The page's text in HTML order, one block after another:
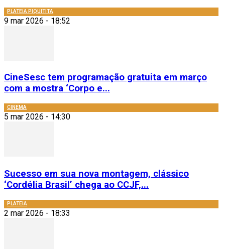
PLATEIA PIQUITITA
9 mar 2026 - 18:52
CineSesc tem programação gratuita em março
com a mostra ‘Corpo e...
CINEMA
5 mar 2026 - 14:30
Sucesso em sua nova montagem, clássico
‘Cordélia Brasil’ chega ao CCJF,...
PLATEIA
2 mar 2026 - 18:33